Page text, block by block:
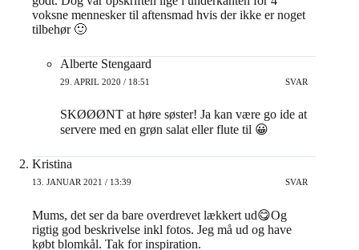
voksne mennesker til aftensmad hvis der ikke er noget
tilbehør 🙂
Alberte Stengaard
29. APRIL 2020 / 18:51 SVAR
SKØØØNT at høre søster! Ja kan være go ide at
servere med en grøn salat eller flute til 😀
Kristina
13. JANUAR 2021 / 13:39 SVAR
Mums, det ser da bare overdrevet lækkert ud😋Og
rigtig god beskrivelse inkl fotos. Jeg må ud og have
købt blomkål. Tak for inspiration.